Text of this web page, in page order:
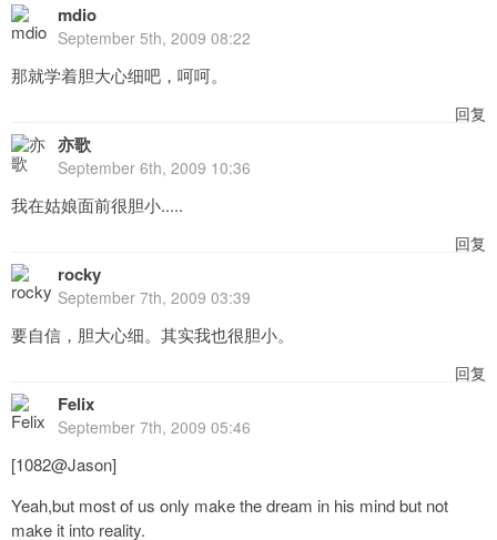
mdio
September 5th, 2009 08:22
那就学着胆大心细吧，呵呵。
回复
亦歌
September 6th, 2009 10:36
我在姑娘面前很胆小.....
回复
rocky
September 7th, 2009 03:39
要自信，胆大心细。其实我也很胆小。
回复
Felix
September 7th, 2009 05:46
[1082@Jason]
Yeah,but most of us only make the dream in his mind but not
make it into reality.